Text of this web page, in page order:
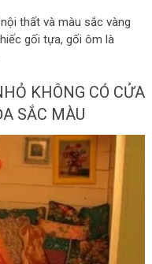
thất và màu sắc vàng
gối tựa, gối ôm là
KHÔNG CÓ CỬA
SẮC MÀU